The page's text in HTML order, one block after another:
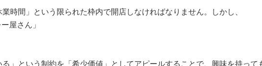
時間」という限られた枠内で開店しなければなりません。しかし、
屋さん」
」という制約を「希少価値」としてアピールすることで、興味を持って